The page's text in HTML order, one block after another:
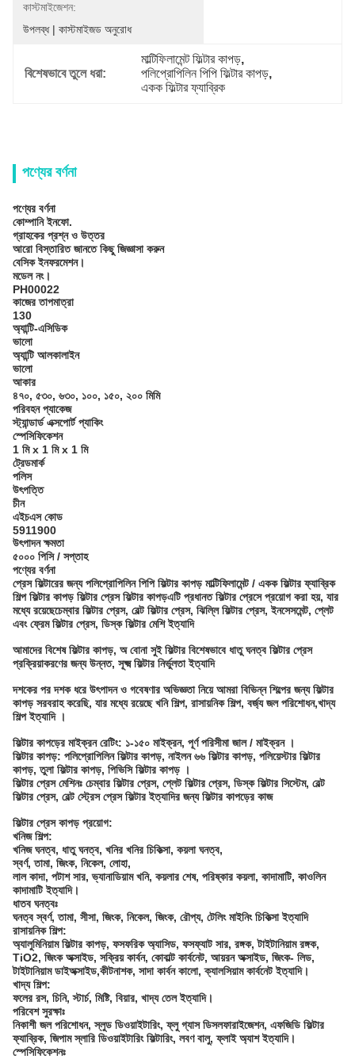
কাস্টমাইজেশন:
উপলব্ধ | কাস্টমাইজড অনুরোধ
বিশেষভাবে তুলে ধরা:
মাল্টিফিলামেন্ট ফিল্টার কাপড়,
পলিপ্রোপিলিন পিপি ফিল্টার কাপড়,
একক ফিল্টার ফ্যাব্রিক
পণ্যের বর্ণনা
পণ্যের বর্ণনা
কোম্পানি ইনফো.
গ্রাহকের প্রশ্ন ও উত্তর
আরো বিস্তারিত জানতে কিছু জিজ্ঞাসা করুন
বেসিক ইনফরমেশন।
মডেল নং।
PH00022
কাজের তাপমাত্রা
130
অ্যান্টি-এসিডিক
ভালো
অ্যান্টি আলকালাইন
ভালো
আকার
৪৭০, ৫৩০, ৬৩০, ১০০, ১৫০, ২০০ মিমি
পরিবহন প্যাকেজ
স্ট্যান্ডার্ড এক্সপোর্ট প্যাকিং
স্পেসিফিকেশন
1 মি x 1 মি x 1 মি
ট্রেডমার্ক
পলিস
উৎপত্তি
চীন
এইচএস কোড
5911900
উৎপাদন ক্ষমতা
৫০০০ পিসি / সপ্তাহ
পণ্যের বর্ণনা
প্রেস ফিল্টারের জন্য পলিপ্রোপিলিন পিপি ফিল্টার কাপড় মাল্টিফিলামেন্ট / একক ফিল্টার ফ্যাব্রিক
শিল্প ফিল্টার কাপড় ফিল্টার প্রেস ফিল্টার কাপড়এটি প্রধানত ফিল্টার প্রেসে প্রয়োগ করা হয়, যার
মধ্যে রয়েছেচেম্বার ফিল্টার প্রেস, বেল্ট ফিল্টার প্রেস, ঝিল্লি ফিল্টার প্রেস, ইনসেসমেন্ট, প্লেট
এবং ফ্রেম ফিল্টার প্রেস, ডিস্ক ফিল্টার মেশি ইত্যাদি
আমাদের বিশেষ ফিল্টার কাপড়, অ বোনা সুই ফিল্টার বিশেষভাবে ধাতু ঘনত্ব ফিল্টার প্রেস
প্রক্রিয়াকরণের জন্য উন্নত, সূক্ষ্ম ফিল্টার নির্ভুলতা ইত্যাদি
দশকের পর দশক ধরে উৎপাদন ও গবেষণার অভিজ্ঞতা নিয়ে আমরা বিভিন্ন শিল্পের জন্য ফিল্টার
কাপড় সরবরাহ করেছি, যার মধ্যে রয়েছে খনি শিল্প, রাসায়নিক শিল্প, বর্জ্য জল পরিশোধন,খাদ্য
শিল্প ইত্যাদি ।
ফিল্টার কাপড়ের মাইক্রন রেটিং: ১-১৫০ মাইক্রন, পূর্ণ পরিসীমা জাল / মাইক্রন ।
ফিল্টার কাপড়: পলিপ্রোপিলিন ফিল্টার কাপড়, নাইলন ৬৬ ফিল্টার কাপড়, পলিয়েস্টার ফিল্টার
কাপড়, তুলা ফিল্টার কাপড়, পিভিসি ফিল্টার কাপড় ।
ফিল্টার প্রেস মেশিনঃ চেম্বার ফিল্টার প্রেস, প্লেট ফিল্টার প্রেস, ডিস্ক ফিল্টার সিস্টেম, বেল্ট
ফিল্টার প্রেস, বেল্ট স্ট্রেস প্রেস ফিল্টার ইত্যাদির জন্য ফিল্টার কাপড়ের কাজ
ফিল্টার প্রেস কাপড় প্রয়োগ:
খনিজ শিল্প:
খনিজ ঘনত্ব, ধাতু ঘনত্ব, খনির খনির চিকিত্সা, কয়লা ঘনত্ব,
স্বর্ণ, তামা, জিংক, নিকেল, লোহা,
লাল কাদা, পটাশ সার, ভ্যানাডিয়াম খনি, কয়লার শেষ, পরিষ্কার কয়লা, কাদামাটি, কাওলিন
কাদামাটি ইত্যাদি।
ধাতব ঘনত্বঃ
ঘনত্ব স্বর্ণ, তামা, সীসা, জিংক, নিকেল, জিংক, রৌপ্য, টেলিং মাইনিং চিকিত্সা ইত্যাদি
রাসায়নিক শিল্প:
অ্যালুমিনিয়াম ফিল্টার কাপড়, ফসফরিক অ্যাসিড, ফসফ্যাট সার, রঙ্গক, টাইটানিয়াম রঙ্গক,
TiO2, জিংক অক্সাইড, সক্রিয় কার্বন, কোবাল্ট কার্বনেট, আয়রন অক্সাইড, জিংক- লিড,
টাইটানিয়াম ডাইঅক্সাইড,কীটনাশক, সাদা কার্বন কালো, ক্যালসিয়াম কার্বনেট ইত্যাদি।
খাদ্য শিল্প:
ফলের রস, চিনি, স্টার্চ, মিষ্টি, বিয়ার, খাদ্য তেল ইত্যাদি।
পরিবেশ সুরক্ষাঃ
নিকাশী জল পরিশোধন, স্লুড ডিওয়াইটারিং, ফ্লু গ্যাস ডিসলফারাইজেশন, এফজিডি ফিল্টার
ফ্যাব্রিক, জিপাম স্লারি ডিওয়াইটারিং ফিল্টারিং, লবণ বালু, ফ্লাই অ্যাশ ইত্যাদি।
স্পেসিফিকেশনঃ